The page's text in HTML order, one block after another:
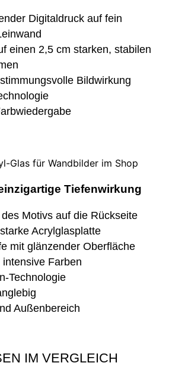
Digitaldruck auf fein
einen 2,5 cm starken, stabilen
Bildwirkung
Tiefenwirkung
Motivs auf die Rückseite
Acrylglasplatte
mit glänzender Oberfläche
Farben
Technologie
Außenbereich
IM VERGLEICH